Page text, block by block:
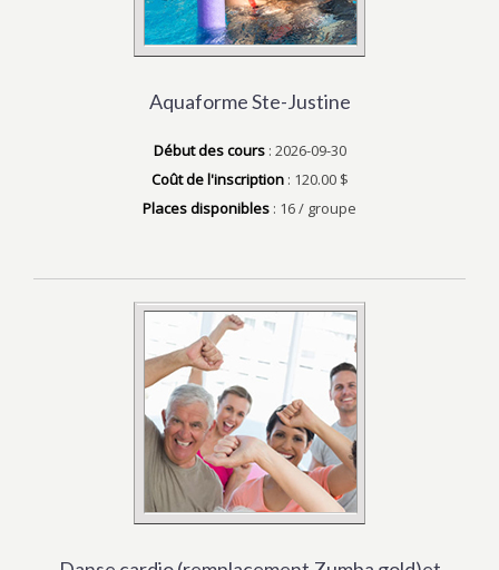
Aquaforme Ste-Justine
Début des cours: 2026-09-30
Coût de l'inscription: 120.00 $
Places disponibles : 16 / groupe